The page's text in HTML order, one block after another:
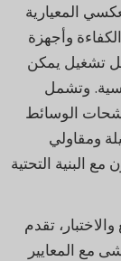
المعيارية
وأجهزة
تشغيل يمكن
وتشمل
الوسائط
ومقاولي
البنية التحتية
تقدم
مع المعايير